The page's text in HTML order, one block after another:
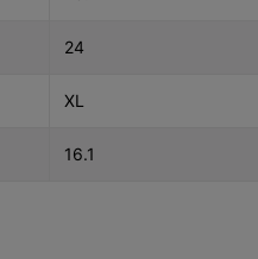
24
XL
16.1